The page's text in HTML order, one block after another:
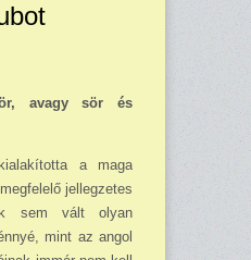
avagy sör és
a maga
jellegzetes
sem vált olyan
mint az angol